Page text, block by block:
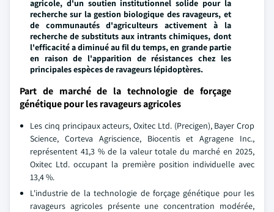
agricole, d'un soutien institutionnel solide pour la
recherche sur la gestion biologique des ravageurs, et
de communautés d'agriculteurs activement à la
recherche de substituts aux intrants chimiques, dont
l'efficacité a diminué au fil du temps, en grande partie
en raison de l'apparition de résistances chez les
principales espèces de ravageurs lépidoptères.
Part de marché de la technologie de forçage
génétique pour les ravageurs agricoles
Les cinq principaux acteurs, Oxitec Ltd. (Precigen), Bayer Crop
Science, Corteva Agriscience, Biocentis et Agragene Inc.,
représentent 41,3 % de la valeur totale du marché en 2025,
Oxitec Ltd. occupant la première position individuelle avec
13,4 %.
L'industrie de la technologie de forçage génétique pour les
ravageurs agricoles présente une concentration modérée,